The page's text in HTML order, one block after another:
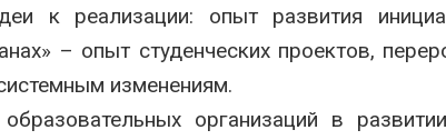
к реализации: опыт развития
– опыт студенческих проектов,
изменениям.
организаций в